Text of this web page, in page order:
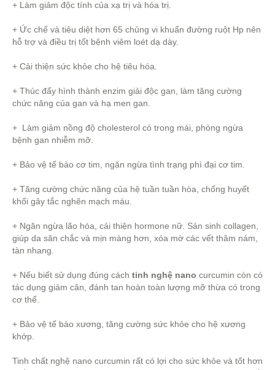
+ Làm giảm độc tính của xạ trị và hóa trị.
+ Ức chế và tiêu diệt hơn 65 chủng vi khuẩn đường ruột Hp nên
hỗ trợ và điều trị tốt bệnh viêm loét dạ dày.
+ Cải thiện sức khỏe cho hệ tiêu hóa.
+ Thúc đẩy hình thành enzim giải độc gan, làm tăng cường
chức năng của gan và hạ men gan.
+ Làm giảm nồng độ cholesterol có trong mái, phòng ngừa
bệnh gan nhiễm mỡ.
+ Bảo vệ tế bào cơ tim, ngăn ngừa tình trạng phì đại cơ tim.
+ Tăng cường chức năng của hệ tuần tuần hòa, chống huyết
khối gây tắc nghẽn mạch máu.
+ Ngăn ngừa lão hóa, cải thiện hormone nữ. Sản sinh collagen,
giúp da săn chắc và mịn màng hơn, xóa mờ các vết thâm nám,
tàn nhang.
+ Nếu biết sử dụng đúng cách tinh nghệ nano curcumin còn có
tác dụng giảm cân, đánh tan hoàn toàn lượng mỡ thừa có trong
cơ thể.
+ Bảo vệ tế bào xương, tăng cường sức khỏe cho hệ xương
khớp.
Tinh chất nghệ nano curcumin rất có lợi cho sức khỏe và tốt hơn